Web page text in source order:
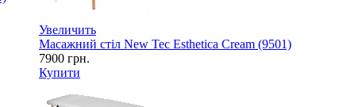
Увеличить
Масажний стіл New Tec Esthetica Cream (9501)
7900 грн.
Купити